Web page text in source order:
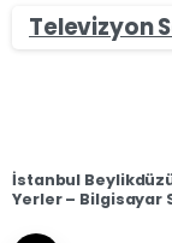
Televizyon
İstanbul
Yerler – Bilgisayar